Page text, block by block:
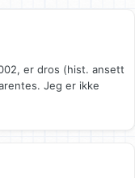
er dros (hist. ansett
Jeg er ikke